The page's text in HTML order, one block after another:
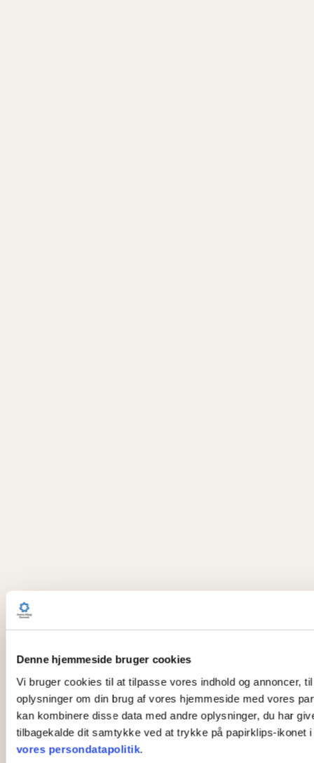
Denne hjemmeside bruger cookies
Vi bruger cookies til at tilpasse vores indhold og annoncer,
oplysninger om din brug af vores hjemmeside med vores
kan kombinere disse data med andre oplysninger, du har
tilbagekalde dit samtykke ved at trykke på papirklips-ikonet
vores persondatapolitik.